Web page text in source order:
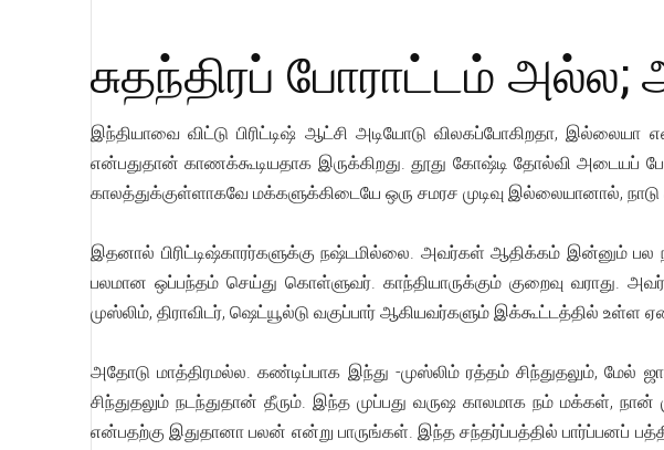
சுதந்திரப் போராட்டம் அல்ல;
இந்தியாவை விட்டு பிரிட்டிஷ் ஆட்சி அடியோடு விலகப்போகிறதா, இல்லையா
என்பதுதான் காணக்கூடியதாக இருக்கிறது. தூது கோஷ்டி தோல்வி அடையப்
காலத்துக்குள்ளாகவே மக்களுக்கிடையே ஒரு சமரச முடிவு இல்லையானால், நாடு
இதனால் பிரிட்டிஷ்காரர்களுக்கு நஷ்டமில்லை. அவர்கள் ஆதிக்கம் இன்னும் பல
பலமான ஒப்பந்தம் செய்து கொள்ளுவர். காந்தியாருக்கும் குறைவு வராது.
முஸ்லிம், திராவிடர், ஷெட்யூல்டு வகுப்பார் ஆகியவர்களும் இக்கூட்டத்தில்
அதோடு மாத்திரமல்ல. கண்டிப்பாக இந்து -முஸ்லிம் ரத்தம் சிந்துதலும், மேல்
சிந்துதலும் நடந்துதான் தீரும். இந்த முப்பது வருஷ காலமாக நம் மக்கள்,
என்பதற்கு இதுதானா பலன் என்று பாருங்கள். இந்த சந்தர்ப்பத்தில் பார்ப்பனப்